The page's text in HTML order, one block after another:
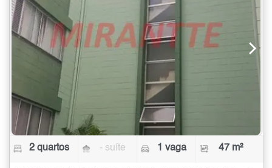
2 quartos - suíte 1 vaga 47 m²